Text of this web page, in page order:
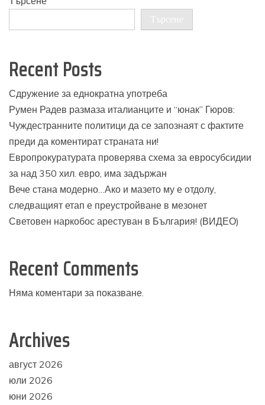
Търсене
Recent Posts
Сдружение за еднократна употреба
Румен Радев размаза италианците и “юнак” Гюров:
Чуждестранните политици да се запознаят с фактите
преди да коментират страната ни!
Европрокуратурата проверява схема за евросубсидии
за над 350 хил. евро, има задържан
Вече стана модерно…Ако и мазето му е отдолу,
следващият етап е преустройване в мезонет
Световен наркобос арестуван в България! (ВИДЕО)
Recent Comments
Няма коментари за показване.
Archives
август 2026
юли 2026
юни 2026